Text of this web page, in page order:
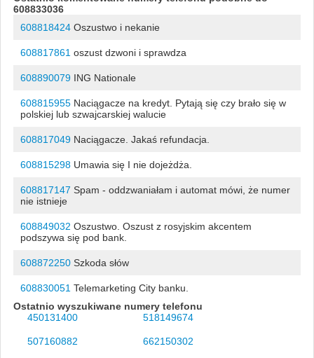
608833036
608818424Oszustwo i nekanie
608817861 oszust dzwoni i sprawdza
608890079ING Nationale
608815955Naciągacze na kredyt. Pytają się czy brało się w
polskiej lub szwajcarskiej walucie
608817049Naciągacze. Jakaś refundacja.
608815298Umawia się I nie dojeżdża.
608817147 Spam - oddzwaniałam i automat mówi, że numer
nie istnieje
608849032 Oszustwo. Oszust z rosyjskim akcentem
podszywa się pod bank.
608872250Szkoda słów
608830051 Telemarketing City banku.
Ostatnio wyszukiwane numery telefonu
450131400
518149674
507160882 662150302